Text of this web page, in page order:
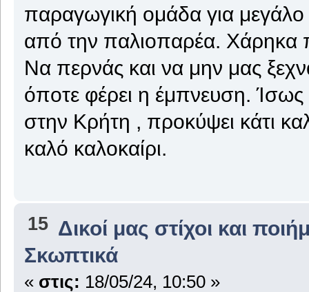
παραγωγική ομάδα για
από την παλιοπαρέα. Χάρηκα
Να περνάς και να μην μας
όποτε φέρει η έμπνευση.
στην Κρήτη , προκύψει κάτι
καλό καλοκαίρι.
15 Δικοί μας στίχοι και
Σκωπτικά
« στις: 18/05/24, 10:50 »